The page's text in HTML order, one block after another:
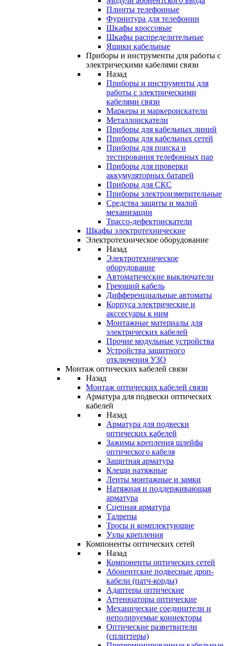
Плинты телефонные
Фурнитура для телефонии
Шкафы кроссовые
Шкафы распределительные
Ящики кабельные
Приборы и инструменты для работы с
электрическими кабелями связи
Назад
Приборы и инструменты для
работы с электрическими
кабелями связи
Маркеры и маркероискатели
Металлоискатели
Приборы для кабельных линий
Приборы для кабельных сетей
Приборы для поиска и
тестирования телефонных пар
Приборы для проверки
аккумуляторных батарей
Приборы для СКС
Приборы электроизмерительные
Средства защиты и малой
механизации
Трассо-дефектоискатели
Шкафы электротехнические
Электротехническое оборудование
Назад
Электротехническое
оборудование
Автоматические выключатели
Греющий кабель
Дифференциальные автоматы
Корпуса электрические и
акссесуары к ним
Монтажные материалы для
электрических кабелей
Прочие модульные устройства
Устройства защитного
отключения УЗО
Монтаж оптических кабелей связи
Назад
Монтаж оптических кабелей связи
Арматура для подвески оптических
кабелей
Назад
Арматура для подвески
оптических кабелей
Зажимы крепления шлейфа
оптического кабеля
Защитная арматура
Клещи натяжные
Ленты монтажные и замки
Натяжная и поддерживающая
арматура
Сцепная арматура
Талрепы
Тросы и комплектующие
Узлы крепления
Компоненты оптических сетей
Назад
Компоненты оптических сетей
Абонентские подвесные дроп-
кабели (патч-корды)
Адаптеры оптические
Аттенюаторы оптические
Механические соединители и
неполируемые коннекторы
Оптические разветвители
(сплиттеры)